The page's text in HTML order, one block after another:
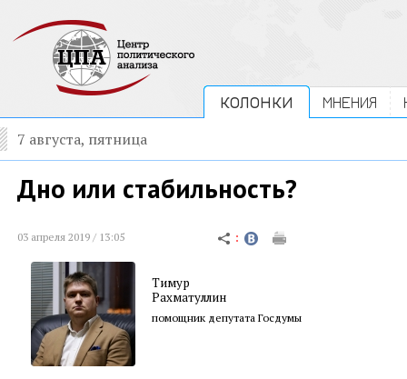
КОЛОНКИ МНЕНИЯ
7 августа, пятница
Дно или стабильность?
03 апреля 2019 / 13:05
Тимур
Рахматуллин
помощник депутата Госдумы